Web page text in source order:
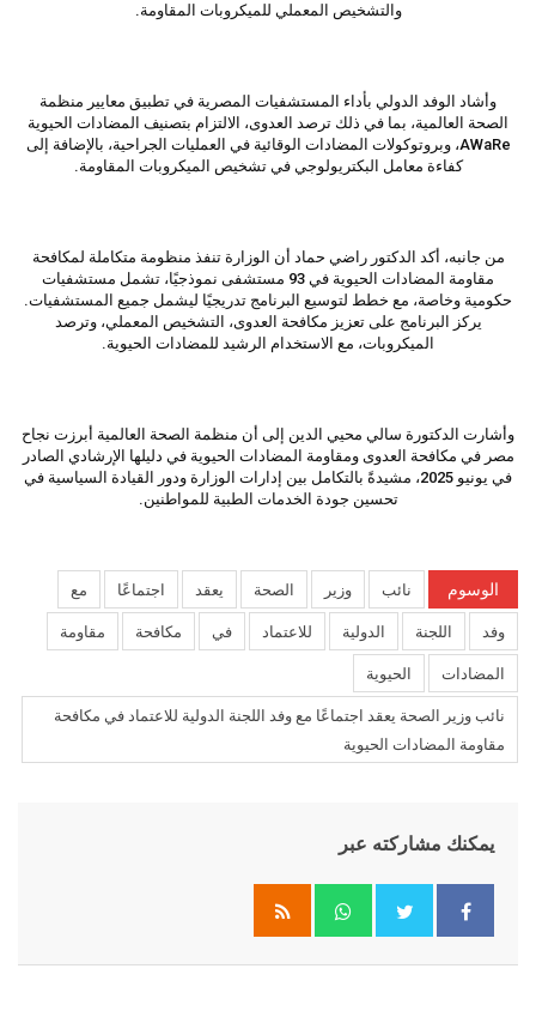
والتشخيص المعملي للميكروبات المقاومة.
وأشاد الوفد الدولي بأداء المستشفيات المصرية في تطبيق معايير منظمة
الصحة العالمية، بما في ذلك ترصد العدوى، الالتزام بتصنيف المضادات الحيوية
AWaRe، وبروتوكولات المضادات الوقائية في العمليات الجراحية، بالإضافة إلى
كفاءة معامل البكتريولوجي في تشخيص الميكروبات المقاومة.
من جانبه، أكد الدكتور راضي حماد أن الوزارة تنفذ منظومة متكاملة لمكافحة
مقاومة المضادات الحيوية في 93 مستشفى نموذجيًا، تشمل مستشفيات
حكومية وخاصة، مع خطط لتوسيع البرنامج تدريجيًا ليشمل جميع المستشفيات.
يركز البرنامج على تعزيز مكافحة العدوى، التشخيص المعملي، وترصد
الميكروبات، مع الاستخدام الرشيد للمضادات الحيوية.
وأشارت الدكتورة سالي محيي الدين إلى أن منظمة الصحة العالمية أبرزت نجاح
مصر في مكافحة العدوى ومقاومة المضادات الحيوية في دليلها الإرشادي الصادر
في يونيو 2025، مشيدةً بالتكامل بين إدارات الوزارة ودور القيادة السياسية في
تحسين جودة الخدمات الطبية للمواطنين.
الوسوم نائب وزير الصحة يعقد اجتماعًا
مع
وفد
اللجنة الدولية للاعتماد في مكافحة
مقاومة
المضادات
الحيوية
نائب وزير الصحة يعقد اجتماعًا مع وفد اللجنة الدولية للاعتماد في مكافحة
مقاومة المضادات الحيوية
يمكنك مشاركته عبر
Whatsapp